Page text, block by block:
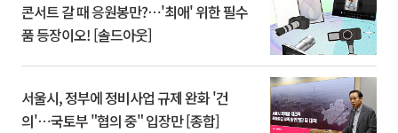
콘서트 갈 때 응원봉만?⋯'최애' 위한 필수
품 등장이오! [솔드아웃]
서울시, 정부에 정비사업 규제 완화 '건
의'⋯국토부 "협의 중" 입장만 [종합]